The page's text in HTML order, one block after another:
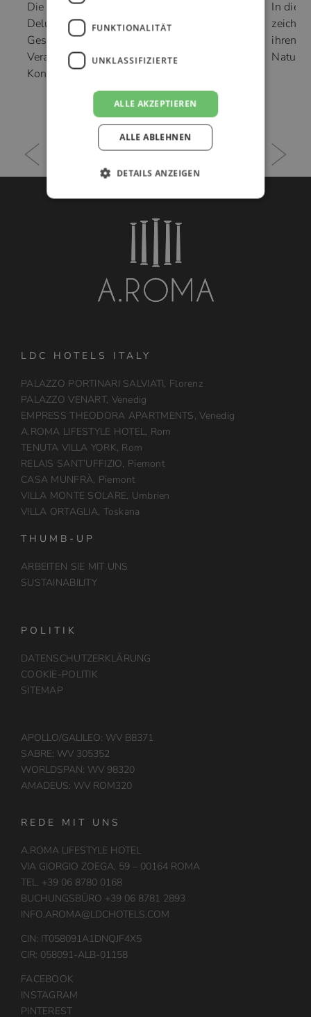
Die geräumigen und eleganten Zimmer
Deluxe sind ideal für 0,
Geschäftsaufenthalte oder anlässlich
Veranstaltungen im modernen
Konferenzzentrum des Hotels.
WEITERE INFORMATIONEN
In
ihren
LDC HOTELS ITALY
PALAZZO PORTINARI SALVIATI, Florenz
PALAZZO VENART, Venedig
EMPRESS THEODORA APARTMENTS, Venedig
A.ROMA LIFESTYLE HOTEL, Rom
TENUTA VILLA YORK, Rom
RELAIS SANT’UFFIZIO, Piemont
CASA MUNFRÀ, Piemont
VILLA MONTE SOLARE, Umbrien
VILLA ORTAGLIA, Toskana
THUMB-UP
ARBEITEN SIE MIT UNS
SUSTAINABILITY
POLITIK
DATENSCHUTZERKLÄRUNG
COOKIE-POLITIK
SITEMAP
APOLLO/GALILEO: WV B8371
SABRE: WV 305352
WORLDSPAN: WV 98320
AMADEUS: WV ROM320
REDE MIT UNS
A.ROMA LIFESTYLE HOTEL
VIA GIORGIO ZOEGA, 59 – 00164 ROMA
TEL. +39 06 8780 0168
BUCHUNGSBÜRO +39 06 8781 2893
INFO.AROMA@LDCHOTELS.COM
CIN: IT058091A1DNQJF4X5
CIR: 058091-ALB-01158
FACEBOOK
INSTAGRAM
PINTEREST
FUNKTIONALITÄT
UNKLASSIFIZIERTE
ALLE AKZEPTIEREN
ALLE ABLEHNEN
DETAILS ANZEIGEN